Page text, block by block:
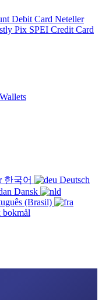
Debit Card Neteller
Pix SPEI Credit Card
Wallets
한국어
Deutsch
Dansk
(Brasil)
bokmål